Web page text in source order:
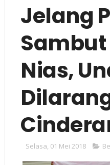
Jelang
Nias,
Selasa, 01 Mei 2018